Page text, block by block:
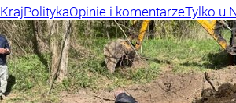
KrajPolitykaOpinie i komentarzeTylko u